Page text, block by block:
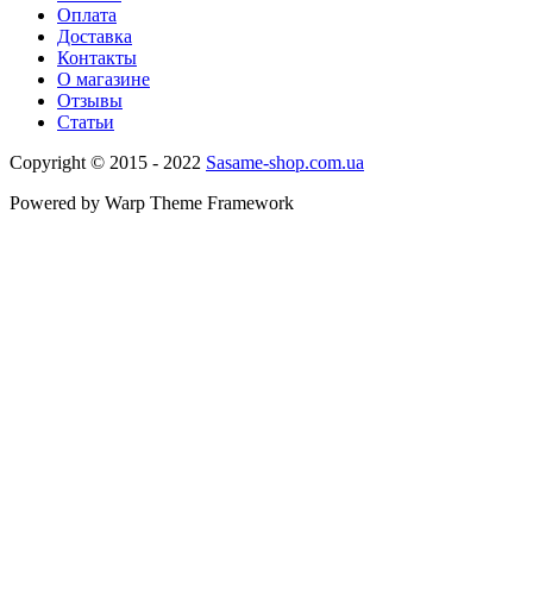
Оплата
Доставка
Контакты
О магазине
Отзывы
Статьи
Copyright © 2015 - 2022 Sasame-shop.com.ua
Powered by Warp Theme Framework